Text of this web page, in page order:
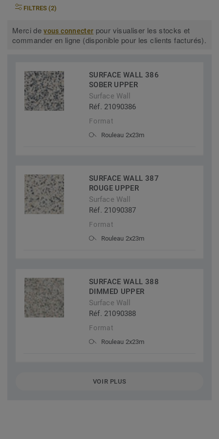
FILTRES (2)
Merci devous connecter pour visualiser les stocks et
commander en ligne (disponible pour les clients facturés).
SURFACE WALL 386
SOBER UPPER
Surface Wall
Réf. 21090386
Format
Rouleau 2x23m
SURFACE WALL 387
ROUGE UPPER
Surface Wall
Réf. 21090387
Format
Rouleau 2x23m
SURFACE WALL 388
DIMMED UPPER
Surface Wall
Réf. 21090388
Format
Rouleau 2x23m
VOIR PLUS